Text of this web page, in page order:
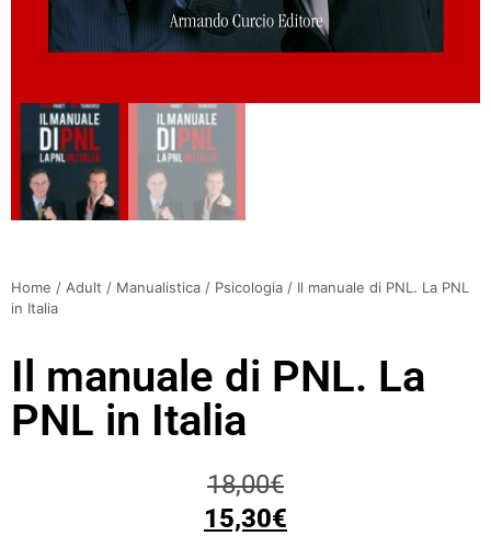
Home / Adult / Manualistica / Psicologia / Il manuale di PNL. La PNL
in Italia
Il manuale di PNL. La
PNL in Italia
18,00€
15,30€